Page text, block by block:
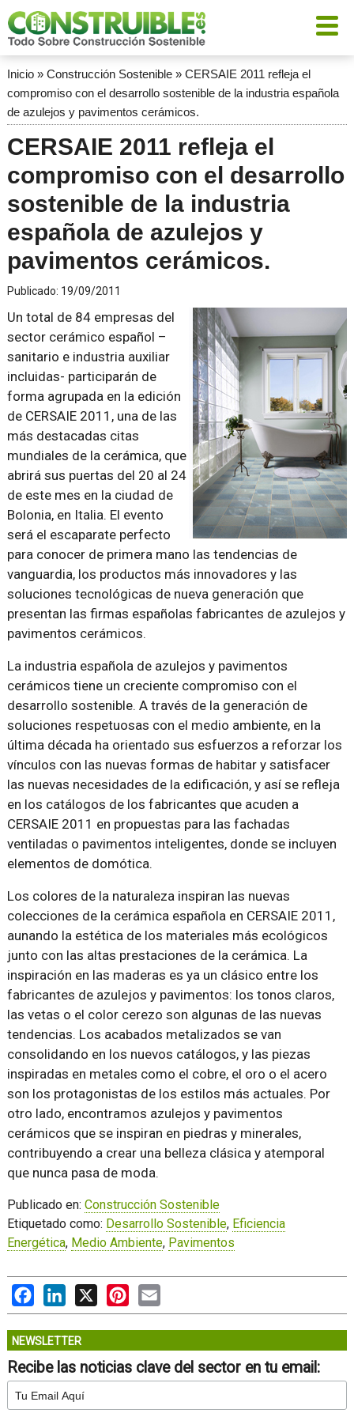
Inicio» Construcción Sostenible» CERSAIE 2011 refleja el
compromiso con el desarrollo sostenible de la industria española
de azulejos y pavimentos cerámicos.
CERSAIE 2011 refleja el
compromiso con el desarrollo
sostenible de la industria
española de azulejos y
pavimentos cerámicos.
Publicado: 19/09/2011
Un total de 84 empresas del
sector cerámico español –
sanitario e industria auxiliar
incluidas- participarán de
forma agrupada en la edición
de CERSAIE 2011, una de las
más destacadas citas
mundiales de la cerámica, que
abrirá sus puertas del 20 al 24
de este mes en la ciudad de
Bolonia, en Italia. El evento
será el escaparate perfecto
para conocer de primera mano las tendencias de
vanguardia, los productos más innovadores y las
soluciones tecnológicas de nueva generación que
presentan las firmas españolas fabricantes de azulejos y
pavimentos cerámicos.
La industria española de azulejos y pavimentos
cerámicos tiene un creciente compromiso con el
desarrollo sostenible. A través de la generación de
soluciones respetuosas con el medio ambiente, en la
última década ha orientado sus esfuerzos a reforzar los
vínculos con las nuevas formas de habitar y satisfacer
las nuevas necesidades de la edificación, y así se refleja
en los catálogos de los fabricantes que acuden a
CERSAIE 2011 en propuestas para las fachadas
ventiladas o pavimentos inteligentes, donde se incluyen
elementos de domótica.
Los colores de la naturaleza inspiran las nuevas
colecciones de la cerámica española en CERSAIE 2011,
aunando la estética de los materiales más ecológicos
junto con las altas prestaciones de la cerámica. La
inspiración en las maderas es ya un clásico entre los
fabricantes de azulejos y pavimentos: los tonos claros,
las vetas o el color cerezo son algunas de las nuevas
tendencias. Los acabados metalizados se van
consolidando en los nuevos catálogos, y las piezas
inspiradas en metales como el cobre, el oro o el acero
son los protagonistas de los estilos más actuales. Por
otro lado, encontramos azulejos y pavimentos
cerámicos que se inspiran en piedras y minerales,
contribuyendo a crear una belleza clásica y atemporal
que nunca pasa de moda.
Publicado en: Construcción Sostenible
Etiquetado como: Desarrollo Sostenible, Eficiencia
Energética, Medio Ambiente, Pavimentos
FacebookLinkedIn
X PinterestEmail
NEWSLETTER
Recibe las noticias clave del sector en tu email: